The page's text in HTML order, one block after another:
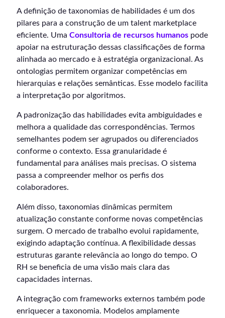
A definição de taxonomias de habilidades é um dos
pilares para a construção de um talent marketplace
eficiente. Uma Consultoria de recursos humanos pode
apoiar na estruturação dessas classificações de forma
alinhada ao mercado e à estratégia organizacional. As
ontologias permitem organizar competências em
hierarquias e relações semânticas. Esse modelo facilita
a interpretação por algoritmos.
A padronização das habilidades evita ambiguidades e
melhora a qualidade das correspondências. Termos
semelhantes podem ser agrupados ou diferenciados
conforme o contexto. Essa granularidade é
fundamental para análises mais precisas. O sistema
passa a compreender melhor os perfis dos
colaboradores.
Além disso, taxonomias dinâmicas permitem
atualização constante conforme novas competências
surgem. O mercado de trabalho evolui rapidamente,
exigindo adaptação contínua. A flexibilidade dessas
estruturas garante relevância ao longo do tempo. O
RH se beneficia de uma visão mais clara das
capacidades internas.
A integração com frameworks externos também pode
enriquecer a taxonomia. Modelos amplamente